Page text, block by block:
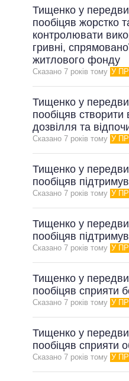
Тищенко у
пообіцяв жорстко
контролювати
гривні,
житлового фонду
Сказано 7 рокiв тому У
Тищенко у
пообіцяв створити
дозвілля та
Сказано 7 рокiв тому У
Тищенко у
пообіцяв
Сказано 7 рокiв тому У
Тищенко у
пообіцяв
Сказано 7 рокiв тому У
Тищенко у
пообіцяв сприяти
Сказано 7 рокiв тому У
Тищенко у
пообіцяв сприяти
Сказано 7 рокiв тому У